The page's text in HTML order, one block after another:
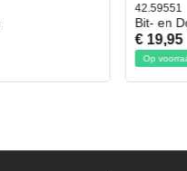
Delig Incl. Ratel
€